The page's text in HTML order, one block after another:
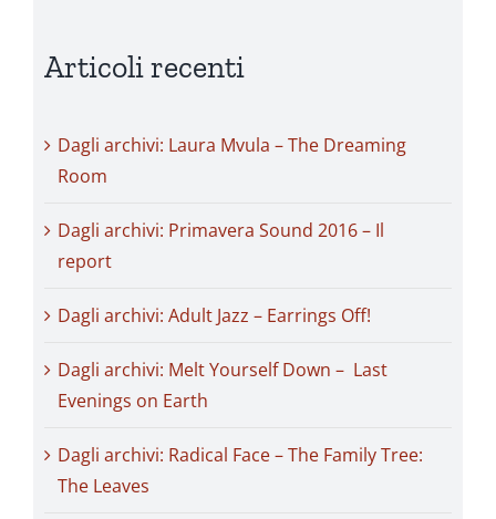
Articoli recenti
Dagli archivi: Laura Mvula – The Dreaming
Room
Dagli archivi: Primavera Sound 2016 – Il
report
Dagli archivi: Adult Jazz – Earrings Off!
Dagli archivi: Melt Yourself Down – Last
Evenings on Earth
Dagli archivi: Radical Face – The Family Tree:
The Leaves